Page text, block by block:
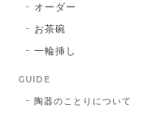
オーダー
お茶碗
一輪挿し
GUIDE
陶器のことりについて